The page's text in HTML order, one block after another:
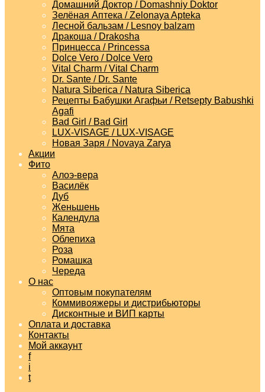
Домашний Доктор / Domashniy Doktor
Зелёная Аптека / Zelonaya Apteka
Лесной бальзам / Lesnoy balzam
Дракоша / Drakosha
Принцесса / Princessa
Dolce Vero / Dolce Vero
Vital Charm / Vital Charm
Dr. Sante / Dr. Sante
Natura Siberica / Natura Siberica
Рецепты Бабушки Агафьи / Retsepty Babushki
Agafi
Bad Girl / Bad Girl
LUX-VISAGE / LUX-VISAGE
Новая Заря / Novaya Zarya
Акции
Фито
Алоэ-вера
Василёк
Дуб
Женьшень
Календула
Мята
Облепиха
Роза
Ромашка
Череда
О нас
Оптовым покупателям
Коммивояжеры и дистрибьюторы
Дисконтные и ВИП карты
Оплата и доставка
Контакты
Мой аккаунт
f
i
t